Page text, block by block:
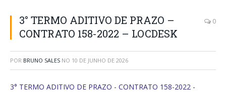
3° TERMO ADITIVO DE PRAZO –
CONTRATO 158-2022 – LOCDESK
0
POR BRUNO SALES NO 10 DE JUNHO DE 2026
3° TERMO ADITIVO DE PRAZO - CONTRATO 158-2022 -